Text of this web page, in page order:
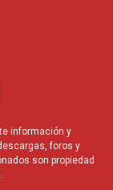
información y
foros y
son propiedad